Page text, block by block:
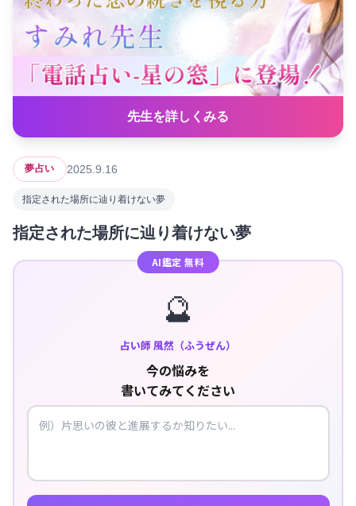
先生を詳しくみる
夢占い 2025.9.16
指定された場所に辿り着けない夢
指定された場所に辿り着けない夢
AI鑑定 無料
🔮
占い師 風然（ふうぜん）
今の悩みを
書いてみてください